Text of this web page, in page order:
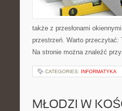
także z przesłonami
przestrzeń. Warto przeczytać:
Na stronie można znaleźć
CATEGORIES: INFORMATYKA
MŁODZI W